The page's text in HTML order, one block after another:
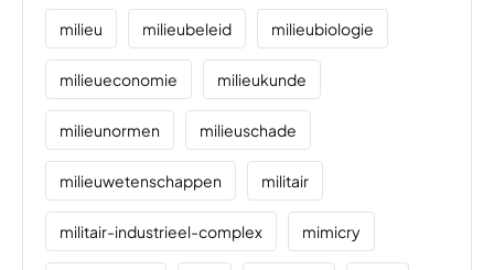
milieu milieubeleid milieubiologie
milieueconomie milieukunde
milieunormen milieuschade
milieuwetenschappen militair
militair-industrieel-complex mimicry